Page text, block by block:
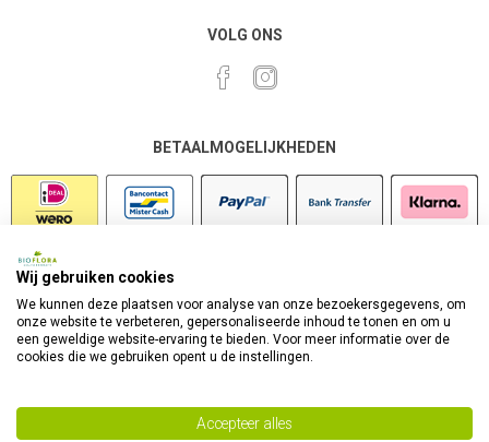
VOLG ONS
BETAALMOGELIJKHEDEN
Wij gebruiken cookies
We kunnen deze plaatsen voor analyse van onze bezoekersgegevens, om
onze website te verbeteren, gepersonaliseerde inhoud te tonen en om u
een geweldige website-ervaring te bieden. Voor meer informatie over de
cookies die we gebruiken opent u de instellingen.
Accepteer alles